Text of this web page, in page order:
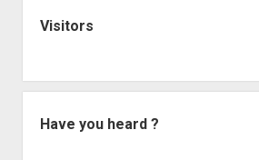
Visitors
Have you heard ?